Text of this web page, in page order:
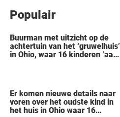
Populair
Buurman met uitzicht op de
achtertuin van het ‘gruwelhuis’
in Ohio, waar 16 kinderen ‘aan
Er komen nieuwe details naar
voren over het oudste kind in
het huis in Ohio waar 16